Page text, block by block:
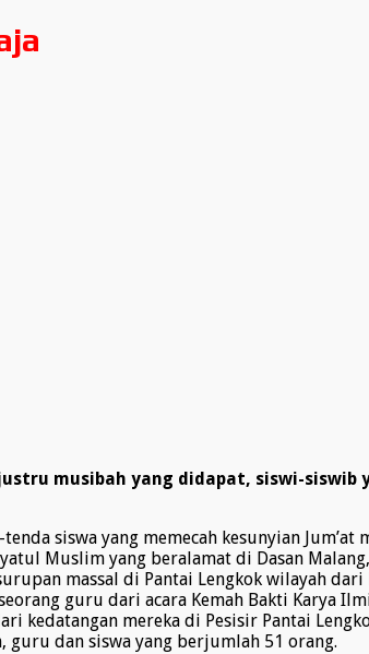
musibah yang didapat, siswi-siswib
siswa yang memecah kesunyian Jum’at
Muslim yang beralamat di Dasan
massal di Pantai Lengkok wilayah
guru dari acara Kemah Bakti Karya
kedatangan mereka di Pesisir Pantai
guru dan siswa yang berjumlah 51 orang.